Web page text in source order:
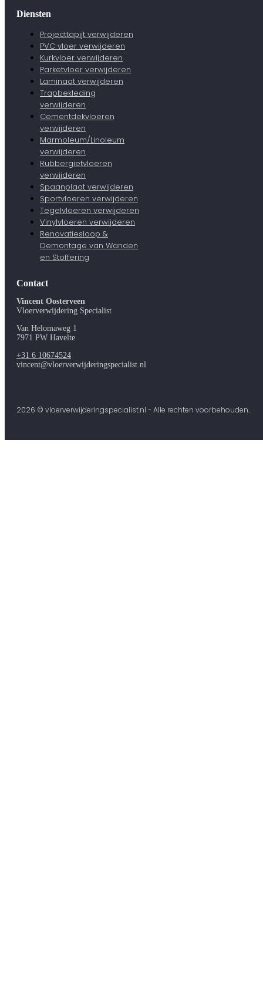
Diensten
Projecttapijt verwijderen
PVC vloer verwijderen
Kurkvloer verwijderen
Parketvloer verwijderen
Laminaat verwijderen
Trapbekleding
verwijderen
Cementdekvloeren
verwijderen
Marmoleum/Linoleum
verwijderen
Rubbergietvloeren
verwijderen
Spaanplaat verwijderen
Sportvloeren verwijderen
Tegelvloeren verwijderen
Vinylvloeren verwijderen
Renovatiesloop &
Demontage van Wanden
en Stoffering
Contact
Vincent Oosterveen
Vloerverwijdering Specialist
Van Helomaweg 1
7971 PW Havelte
+31 6 10674524
vincent@vloerverwijderingspecialist.nl
2026 © vloerverwijderingspecialist.nl - Alle rechten voorbehouden..